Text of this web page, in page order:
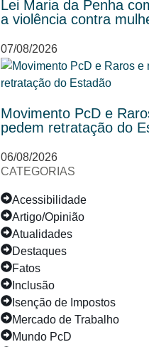
Lei Maria da Penha
a violência contra
07/08/2026
Movimento PcD e
pedem retratação do
06/08/2026
CATEGORIAS
Acessibilidade
Artigo/Opinião
Atualidades
Destaques
Fatos
Inclusão
Isenção de Impostos
Mercado de Trabalho
Mundo PcD